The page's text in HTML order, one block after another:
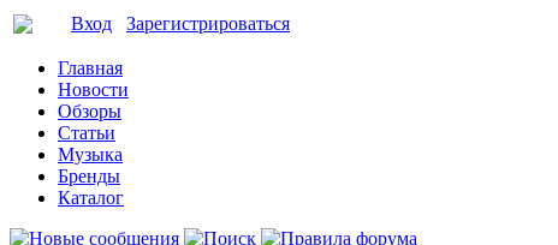
Вход Зарегистрироваться
Главная
Новости
Обзоры
Статьи
Музыка
Бренды
Каталог